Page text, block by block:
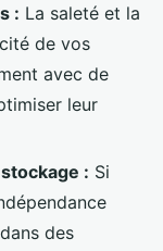
: La saleté et la
de vos
avec de
leur
: Si
des